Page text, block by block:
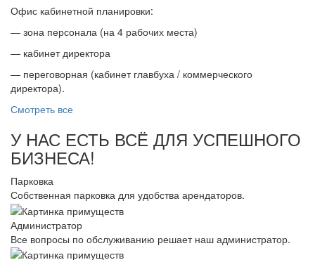
Офис кабинетной планировки:
— зона персонала (на 4 рабочих места)
— кабинет директора
— переговорная (кабинет главбуха / коммерческого
директора).
Смотреть все
У НАС ЕСТЬ ВСЁ ДЛЯ УСПЕШНОГО
БИЗНЕСА!
Парковка
Собственная парковка для удобства арендаторов.
Администратор
Все вопросы по обслуживанию решает наш администратор.